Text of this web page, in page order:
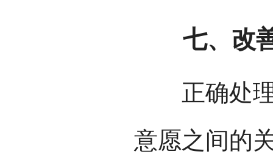
七、改善
正确处理
意愿之间的